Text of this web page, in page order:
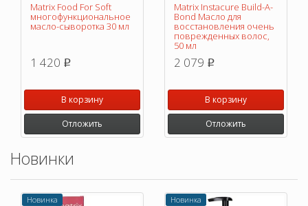
Matrix Food For Soft
многофункциональное
масло-сыворотка 30 мл
1 420 p
В корзину
Отложить
Matrix Instacure Build-A-
Bond Масло для
восстановления очень
поврежденных волос,
50 мл
2 079 p
В корзину
Отложить
Новинки
Новинка Новинка